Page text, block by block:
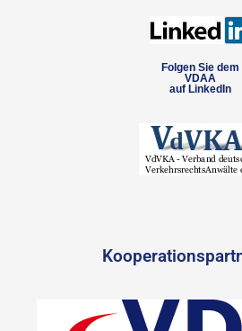
Folgen Sie dem
VDAA
auf LinkedIn